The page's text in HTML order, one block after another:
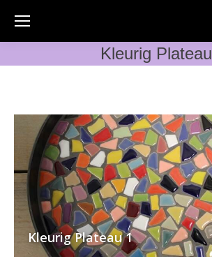
Kleurig Plateau
Kleurig Plateau 1